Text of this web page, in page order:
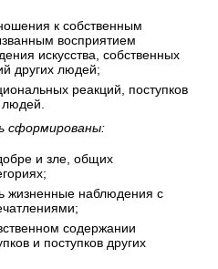
к собственным
восприятием
искусства, собственных
других людей;
реакций, поступков
сформированы:
и зле, общих
жизненные наблюдения с
содержании
и поступков других